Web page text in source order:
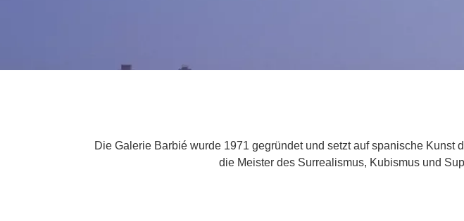
Die Galerie Barbié wurde 1971 gegründet und setzt auf spanische
die Meister des Surrealismus, Kubismus und